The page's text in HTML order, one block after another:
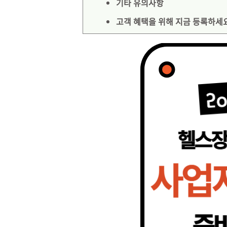
기타 유의사항
고객 혜택을 위해 지금 등록하세